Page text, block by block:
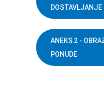
DOSTAVLJANJE
ANEKS 2 -
PONUDE